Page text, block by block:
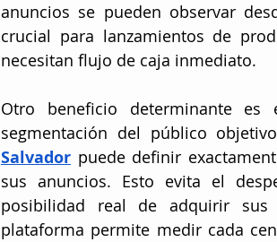
anuncios se pueden observar
crucial para lanzamientos de
necesitan flujo de caja inmediato.
Otro beneficio determinante
segmentación del público
Salvador puede definir
sus anuncios. Esto evita el
posibilidad real de adquirir
plataforma permite medir cada